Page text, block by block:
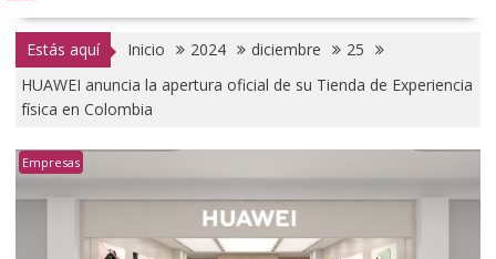
Estás aquí Inicio 2024 diciembre
25
HUAWEI anuncia la apertura oficial de su Tienda de Experiencia
física en Colombia
Empresas